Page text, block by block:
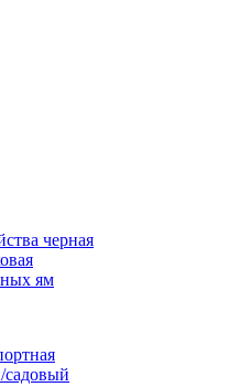
черная
ям
садовый